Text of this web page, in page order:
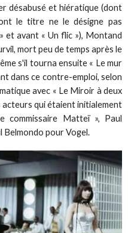
désabusé et hiératique (dont
le titre ne le désigne pas
et avant « Un flic »), Montand
mort peu de temps après le
s'il tourna ensuite « Le mur
dans ce contre-emploi, selon
avec « Le Miroir à deux
qui étaient initialement
commissaire Matteï », Paul
Belmondo pour Vogel.